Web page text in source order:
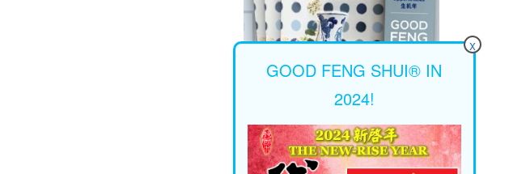
x
GOOD FENG SHUI® IN
2024!